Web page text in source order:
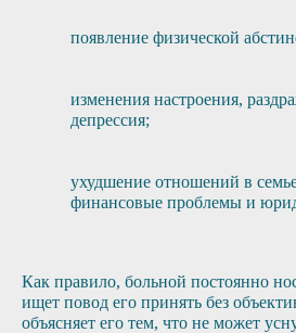
появление физической
изменения настроения,
депрессия;
ухудшение отношений в
финансовые проблемы и
Как правило, больной постоянно
ищет повод его принять без
объясняет его тем, что не может